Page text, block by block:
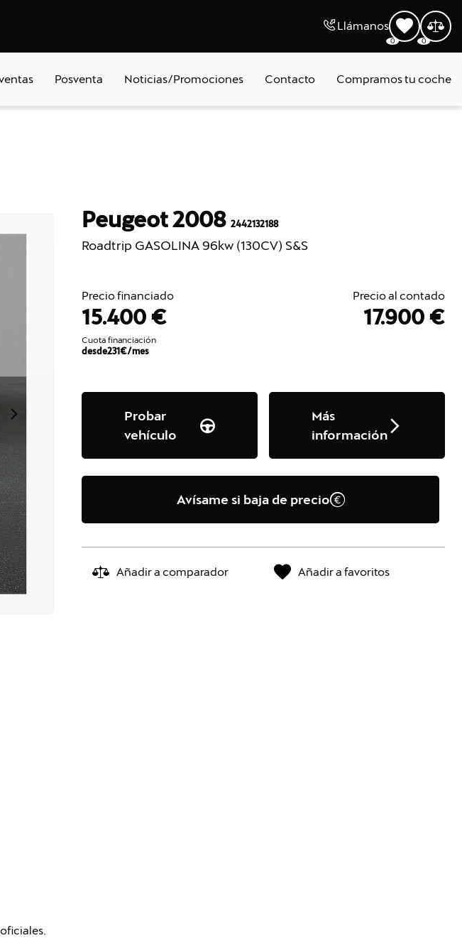
Llámanos
0 0
Posventa Noticias/Promociones Contacto Compramos tu coche
Peugeot 2008 2442132188
Roadtrip GASOLINA 96kw (130CV) S&S
Precio financiado
15.400 €
Cuota financiación
desde231€/mes
Precio al contado
17.900 €
Probar
vehículo
Más
información
Avísame si baja de precio
Añadir a comparador Añadir a favoritos